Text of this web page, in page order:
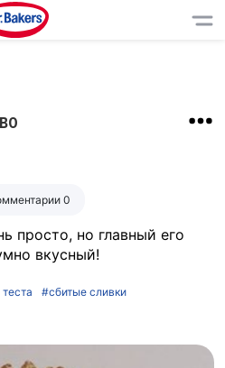
0
просто, но главный его
вкусный!
#сбитые сливки